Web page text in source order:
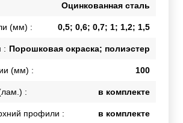
Оцинкованная сталь
(мм) : 0,5; 0,6; 0,7; 1; 1,2; 1,5
: Порошковая окраска; полиэстер
(мм) : 100
: в комплекте
профили : в комплекте